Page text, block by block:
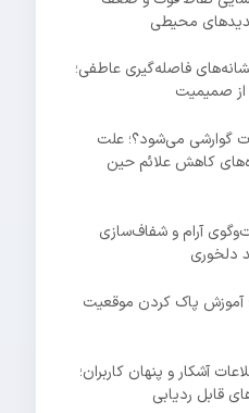
محیطی
فاصله‌گیری عاطفی؛
از صمیمیت
گوارشی می‌شود؟؛ علت
کاهش علائم حین
آرام و شفاف‌سازی
دلخوری
پاک کردن موقعیت
آشکار و پنهان کاربران؛
قابل ردیابی